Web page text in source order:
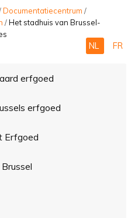
Documentatiecentrum /
/Het stadhuis van Brussel-
NL FR
erfgoed
erfgoed
Erfgoed